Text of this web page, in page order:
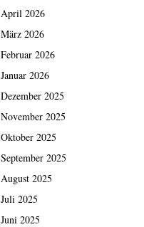
April 2026
März 2026
Februar 2026
Januar 2026
Dezember 2025
November 2025
Oktober 2025
September 2025
August 2025
Juli 2025
Juni 2025